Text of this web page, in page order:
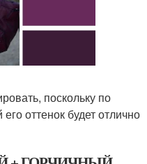
поскольку по
оттенок будет отлично